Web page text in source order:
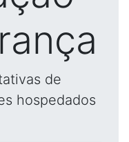
de
hospedados